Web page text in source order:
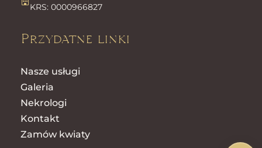
KRS: 0000966827
Przydatne linki
Nasze usługi
Galeria
Nekrologi
Kontakt
Zamów kwiaty